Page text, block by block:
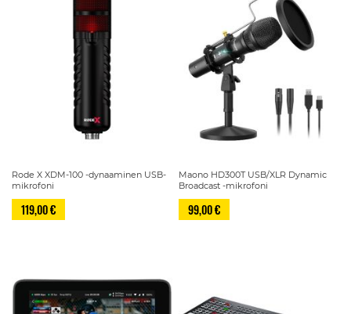
Rode X XDM-100 -dynaaminen USB-
mikrofoni
119,00 €
Maono HD300T USB/XLR Dynamic
Broadcast -mikrofoni
99,00 €